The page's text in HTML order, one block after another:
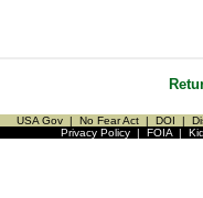
USA Gov | No Fear Act | DOI |
Privacy Policy| FOIA|